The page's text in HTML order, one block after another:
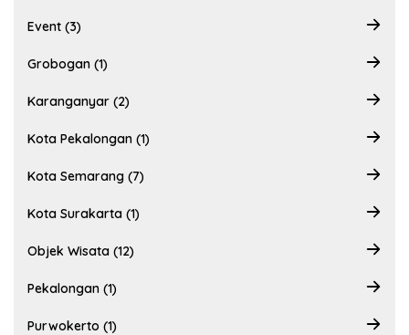
Event (3)
Grobogan (1)
Karanganyar (2)
Kota Pekalongan (1)
Kota Semarang (7)
Kota Surakarta (1)
Objek Wisata (12)
Pekalongan (1)
Purwokerto (1)